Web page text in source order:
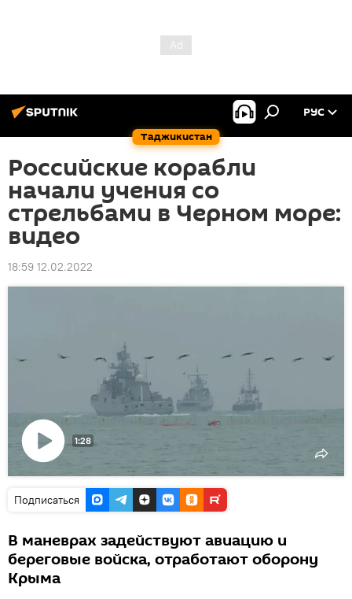
Таджикистан
РУС
Российские корабли
начали учения со
стрельбами в Черном море:
видео
18:59 12.02.2022
Воспроизвести
1:28
Подписаться
В маневрах задействуют авиацию и
береговые войска, отработают оборону
Крыма